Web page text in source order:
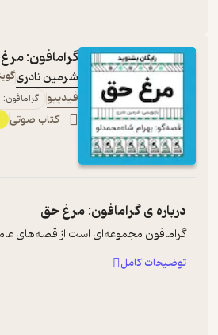
گرامافون:
شرمین نادری
فیدیبو
کتاب صوتی
درباره یگرامافون: مرغ حق
گرامافون مجموعه‌ای است از قصه‌های
توضیحات کامل